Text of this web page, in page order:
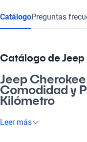
CatálogoPreguntas
Catálogo de
Jeep
Comodidad y
Kilómetro
El Jeep Cherokee 2018
Leer más